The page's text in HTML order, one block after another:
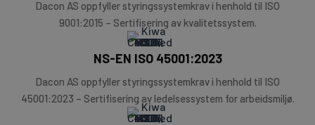
Dacon AS oppfyller styringssystemkrav i henhold til ISO
9001:2015 – Sertifisering av kvalitetssystem.
NS-EN ISO 45001:2023
Dacon AS oppfyller styringssystemkrav i henhold til ISO
45001:2023 – Sertifisering av ledelsessystem for arbeidsmiljø.